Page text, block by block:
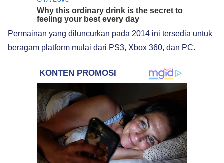
Permainan yang diluncurkan pada 2014 ini tersedia untuk
beragam platform mulai dari PS3, Xbox 360, dan PC.